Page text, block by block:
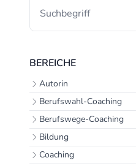
BEREICHE
Autorin
Berufswahl-Coaching
Berufswege-Coaching
Bildung
Coaching